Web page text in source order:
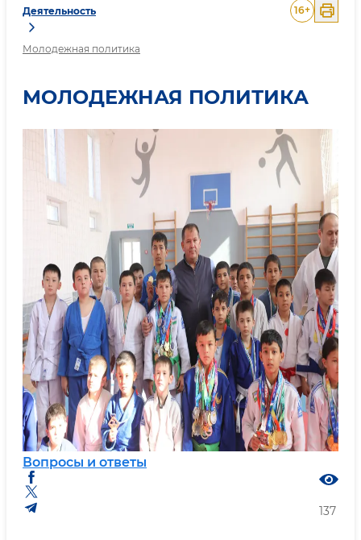
Деятельность
Молодежная политика
16+
МОЛОДЕЖНАЯ ПОЛИТИКА
Вопросы и ответы
137